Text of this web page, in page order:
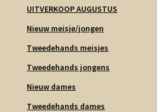
UITVERKOOP AUGUSTUS
Nieuw meisje/jongen
Tweedehands meisjes
Tweedehands jongens
Nieuw dames
Tweedehands dames